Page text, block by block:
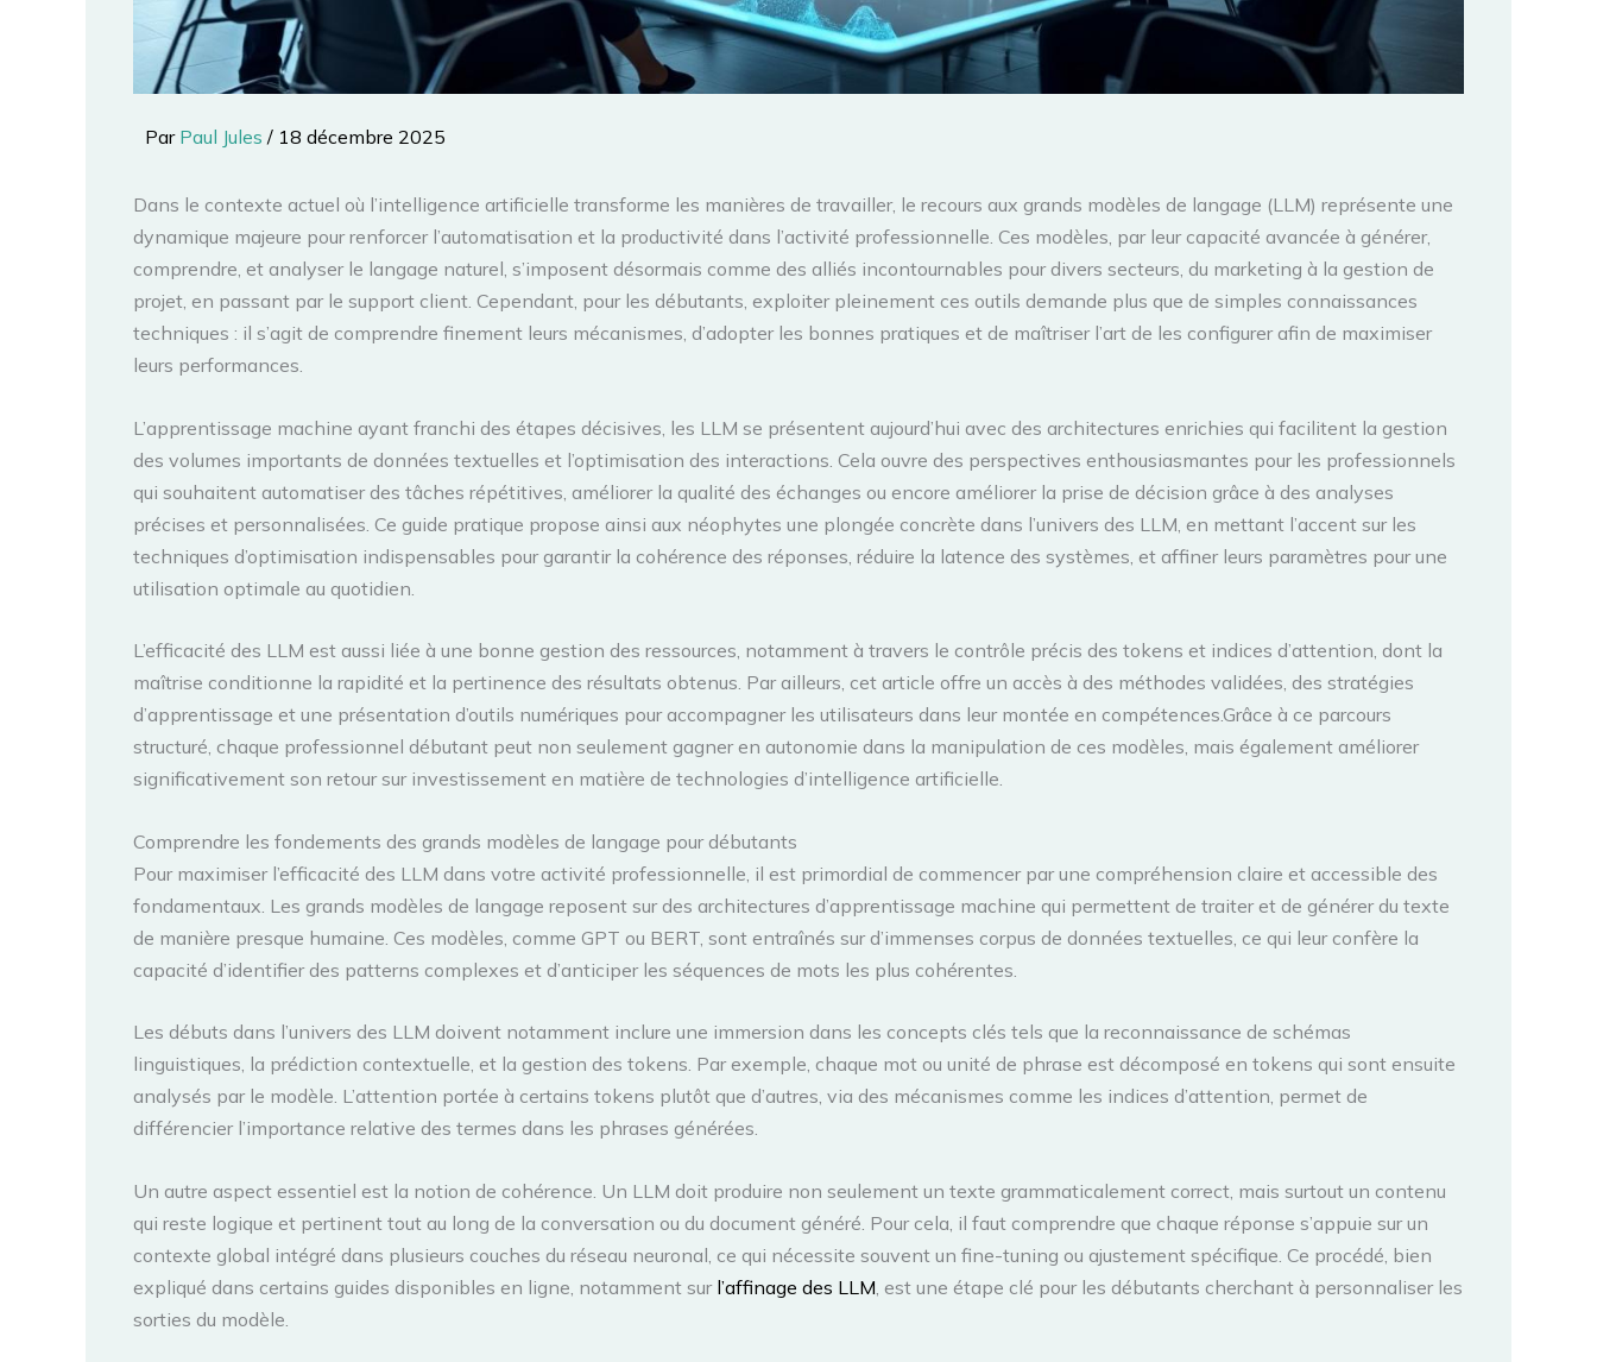
Par Paul Jules / 18 décembre 2025
Dans le contexte actuel où l’intelligence artificielle transforme les manières de travailler, le recours aux grands modèles de langage (LLM) représente une
dynamique majeure pour renforcer l’automatisation et la productivité dans l’activité professionnelle. Ces modèles, par leur capacité avancée à générer,
comprendre, et analyser le langage naturel, s’imposent désormais comme des alliés incontournables pour divers secteurs, du marketing à la gestion de
projet, en passant par le support client. Cependant, pour les débutants, exploiter pleinement ces outils demande plus que de simples connaissances
techniques : il s’agit de comprendre finement leurs mécanismes, d’adopter les bonnes pratiques et de maîtriser l’art de les configurer afin de maximiser
leurs performances.
L’apprentissage machine ayant franchi des étapes décisives, les LLM se présentent aujourd’hui avec des architectures enrichies qui facilitent la gestion
des volumes importants de données textuelles et l’optimisation des interactions. Cela ouvre des perspectives enthousiasmantes pour les professionnels
qui souhaitent automatiser des tâches répétitives, améliorer la qualité des échanges ou encore améliorer la prise de décision grâce à des analyses
précises et personnalisées. Ce guide pratique propose ainsi aux néophytes une plongée concrète dans l’univers des LLM, en mettant l’accent sur les
techniques d’optimisation indispensables pour garantir la cohérence des réponses, réduire la latence des systèmes, et affiner leurs paramètres pour une
utilisation optimale au quotidien.
L’efficacité des LLM est aussi liée à une bonne gestion des ressources, notamment à travers le contrôle précis des tokens et indices d’attention, dont la
maîtrise conditionne la rapidité et la pertinence des résultats obtenus. Par ailleurs, cet article offre un accès à des méthodes validées, des stratégies
d’apprentissage et une présentation d’outils numériques pour accompagner les utilisateurs dans leur montée en compétences.Grâce à ce parcours
structuré, chaque professionnel débutant peut non seulement gagner en autonomie dans la manipulation de ces modèles, mais également améliorer
significativement son retour sur investissement en matière de technologies d’intelligence artificielle.
Comprendre les fondements des grands modèles de langage pour débutants
Pour maximiser l’efficacité des LLM dans votre activité professionnelle, il est primordial de commencer par une compréhension claire et accessible des
fondamentaux. Les grands modèles de langage reposent sur des architectures d’apprentissage machine qui permettent de traiter et de générer du texte
de manière presque humaine. Ces modèles, comme GPT ou BERT, sont entraînés sur d’immenses corpus de données textuelles, ce qui leur confère la
capacité d’identifier des patterns complexes et d’anticiper les séquences de mots les plus cohérentes.
Les débuts dans l’univers des LLM doivent notamment inclure une immersion dans les concepts clés tels que la reconnaissance de schémas
linguistiques, la prédiction contextuelle, et la gestion des tokens. Par exemple, chaque mot ou unité de phrase est décomposé en tokens qui sont ensuite
analysés par le modèle. L’attention portée à certains tokens plutôt que d’autres, via des mécanismes comme les indices d’attention, permet de
différencier l’importance relative des termes dans les phrases générées.
Un autre aspect essentiel est la notion de cohérence. Un LLM doit produire non seulement un texte grammaticalement correct, mais surtout un contenu
qui reste logique et pertinent tout au long de la conversation ou du document généré. Pour cela, il faut comprendre que chaque réponse s’appuie sur un
contexte global intégré dans plusieurs couches du réseau neuronal, ce qui nécessite souvent un fine-tuning ou ajustement spécifique. Ce procédé, bien
expliqué dans certains guides disponibles en ligne, notamment sur l’affinage des LLM , est une étape clé pour les débutants cherchant à personnaliser les
sorties du modèle.